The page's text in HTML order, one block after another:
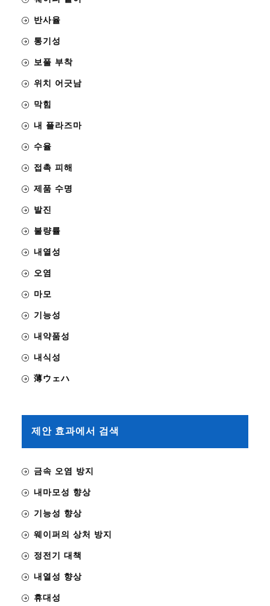
반사율
통기성
보풀 부착
위치 어긋남
막힘
내 플라즈마
수율
접촉 피해
제품 수명
발진
불량률
내열성
오염
마모
기능성
내약품성
내식성
薄ウェハ
제안 효과에서 검색
금속 오염 방지
내마모성 향상
기능성 향상
웨이퍼의 상처 방지
정전기 대책
내열성 향상
휴대성